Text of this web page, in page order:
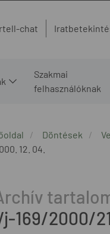
chat
Szakmai
felhasználóknak
Döntések
12. 04.
169/2000/21